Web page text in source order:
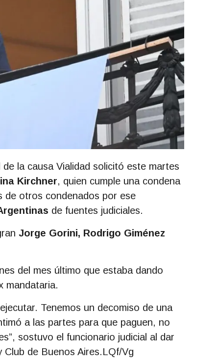
de la causa Vialidad solicitó este martes
Kirchner, quien cumple una condena
de otros condenados por ese
de fuentes judiciales.
Jorge Gorini, Rodrigo Giménez
del mes último que estaba dando
mandataria.
Tenemos un decomiso de una
a las partes para que paguen, no
sostuvo el funcionario judicial al dar
de Buenos Aires.LQf/Vg